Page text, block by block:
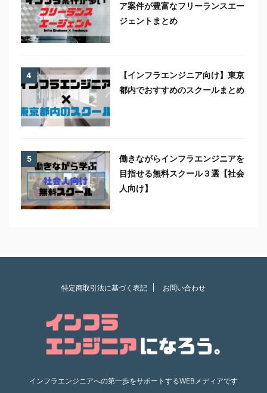
ア案件が豊富なフリーランスエー
ジェントまとめ
4
【インフラエンジニア向け】東京
都内でおすすめのスクールまとめ
5
働きながらインフラエンジニアを
目指せる無料スクール３選【社会
人向け】
特定商取引法に基づく表記 お問い合わせ
インフラエンジニアへの第一歩をサポートするWEBメディアです